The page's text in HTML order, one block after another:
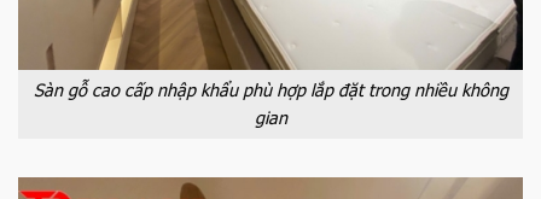
Sàn gỗ cao cấp nhập khẩu phù hợp lắp đặt trong nhiều không
gian